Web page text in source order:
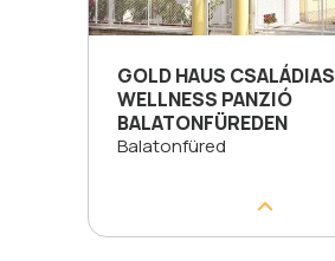
GOLD HAUS CSALÁDIAS
WELLNESS PANZIÓ
BALATONFÜREDEN
Balatonfüred